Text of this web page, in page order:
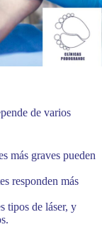
de varios
más graves pueden
responden más
tipos de láser, y